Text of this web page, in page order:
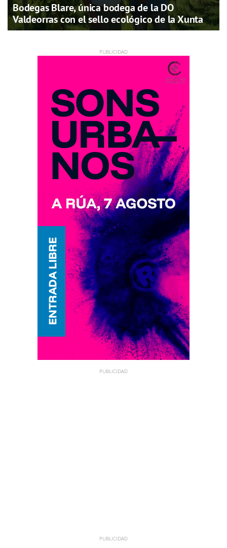
Bodegas Blare, única bodega de la DO
Valdeorras con el sello ecológico de la Xunta